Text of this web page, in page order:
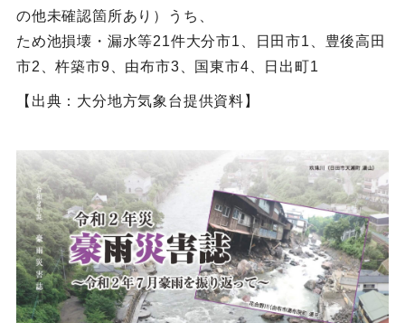
の他未確認箇所あり）うち、
ため池損壊・漏水等21件大分市1、日田市1、豊後高田
市2、杵築市9、由布市3、国東市4、日出町1
【出典：大分地方気象台提供資料】